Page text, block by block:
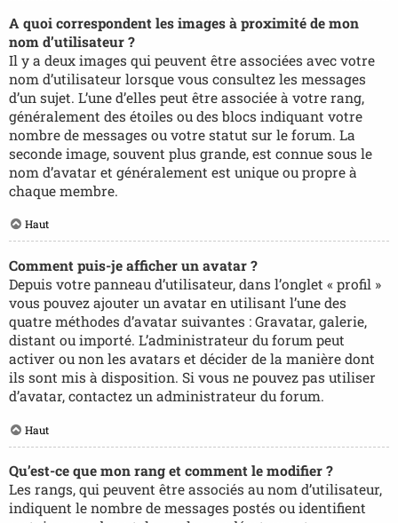
A quoi correspondent les images à proximité de mon
nom d’utilisateur ?
Il y a deux images qui peuvent être associées avec votre
nom d’utilisateur lorsque vous consultez les messages
d’un sujet. L’une d’elles peut être associée à votre rang,
généralement des étoiles ou des blocs indiquant votre
nombre de messages ou votre statut sur le forum. La
seconde image, souvent plus grande, est connue sous le
nom d’avatar et généralement est unique ou propre à
chaque membre.
Haut
Comment puis-je afficher un avatar ?
Depuis votre panneau d’utilisateur, dans l’onglet « profil »
vous pouvez ajouter un avatar en utilisant l’une des
quatre méthodes d’avatar suivantes : Gravatar, galerie,
distant ou importé. L’administrateur du forum peut
activer ou non les avatars et décider de la manière dont
ils sont mis à disposition. Si vous ne pouvez pas utiliser
d’avatar, contactez un administrateur du forum.
Haut
Qu’est-ce que mon rang et comment le modifier ?
Les rangs, qui peuvent être associés au nom d’utilisateur,
indiquent le nombre de messages postés ou identifient